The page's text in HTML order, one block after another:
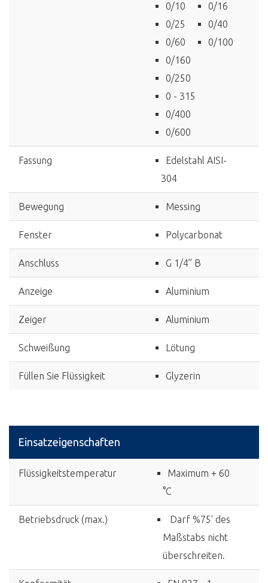
0/10
0/16
0/25
0/40
0/60
0/100
0/160
0/250
0 - 315
0/400
0/600
Fassung
Edelstahl AISI-
304
Bewegung Messing
Fenster Polycarbonat
Anschluss G 1/4’’ B
Anzeige Aluminium
Zeiger Aluminium
Schweißung Lötung
Füllen Sie Flüssigkeit Glyzerin
Einsatzeigenschaften
Flüssigkeitstemperatur
Maximum + 60
°C
Betriebsdruck (max.)
Darf %75' des
Maßstabs nicht
überschreiten.